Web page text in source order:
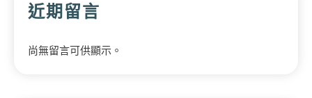
近期留言
尚無留言可供顯示。